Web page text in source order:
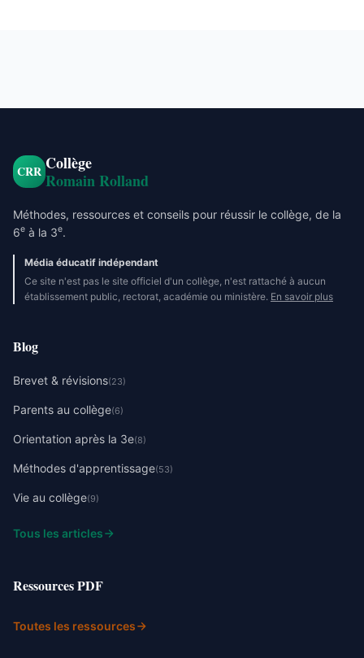
CRR Collège
Romain Rolland
Méthodes, ressources et conseils pour réussir le collège, de la
6e à la 3e.
Média éducatif indépendant
Ce site n'est pas le site officiel d'un collège, n'est rattaché à aucun
établissement public, rectorat, académie ou ministère. En savoir plus
Blog
Brevet & révisions(23)
Parents au collège(6)
Orientation après la 3e(8)
Méthodes d'apprentissage(53)
Vie au collège(9)
Tous les articles
Ressources PDF
Toutes les ressources